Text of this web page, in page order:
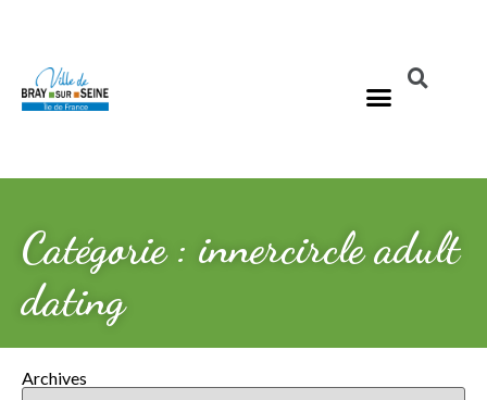
Catégorie : innercircle adult
dating
Archives